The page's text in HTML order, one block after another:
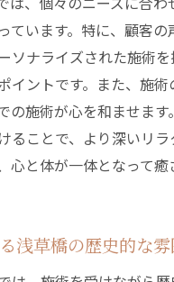
シュした心で浅草橋を
日常に与えるポジティ
ステで味わう非日常な癒
感じる浅草橋のエステ
手に入れる特別な癒し
トレスから解放されるエ
ています。特に、顧客の
ソナライズされた施術
イントです。また、施
の施術が心を和ませます
ることで、より深いリ
心と体が一体となって癒
浅草橋の歴史的な